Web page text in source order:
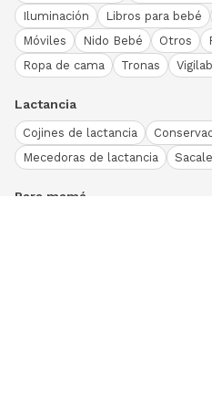
Iluminación
Libros para bebé
Móviles
Nido Bebé Otros
Ropa de cama
Tronas
Lactancia
Cojines de lactancia
Mecedoras de lactancia
Para mamá